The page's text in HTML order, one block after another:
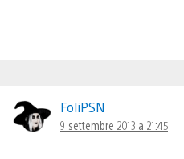
FoliPSN
9 settembre 2013 a 21:45